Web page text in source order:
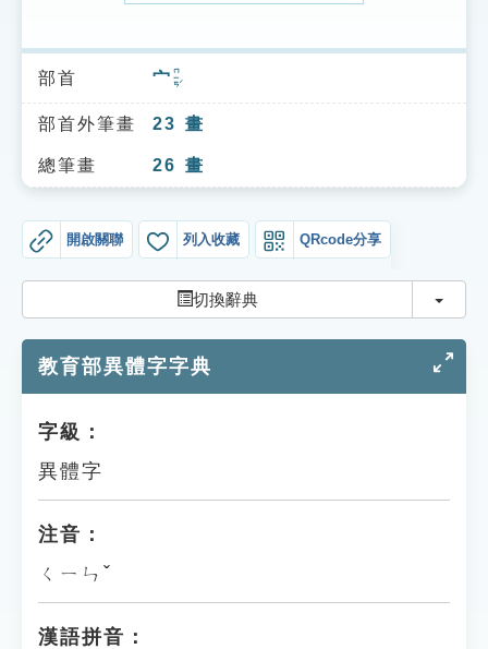
索引選單
知識索引
單字索引
遊戲專區
教學應用
貓頭鷹博士
部首 宀 ㄇㄧㄢˊ
部首外筆畫 23 畫
總筆畫 26 畫
開啟關聯 列入收藏 QRcode分享
切換辭典 切換
教育部異體字字典
字級：
異體字
注音：
ㄑㄧㄣˇ
漢語拼音：